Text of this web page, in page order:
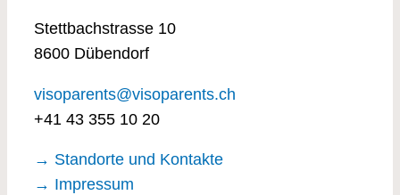
Stettbachstrasse 10
8600 Dübendorf
visoparents@visoparents.ch
+41 43 355 10 20
→ Standorte und Kontakte
→ Impressum